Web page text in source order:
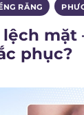
RĂNG ,
mặt
phục?